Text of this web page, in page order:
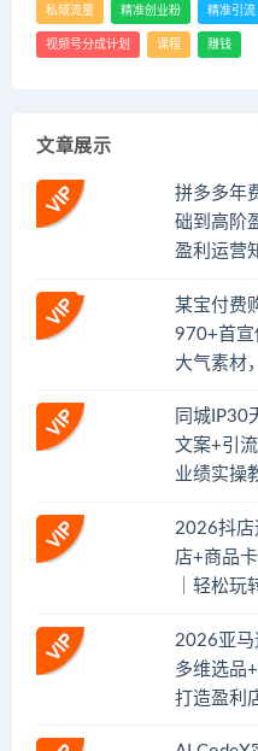
私域流量 精准创业粉 精准引流
视频号分成计划 课程 赚钱
文章展示
拼多多年
础到高阶
盈利运营
某宝付费
970+首宣
大气素材
同城IP30
文案+引
业绩实操
2026抖店
店+商品
｜轻松玩
2026亚马
多维选品
打造盈利